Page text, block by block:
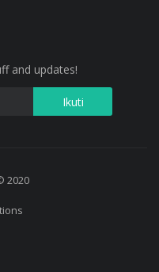
and updates!
2020